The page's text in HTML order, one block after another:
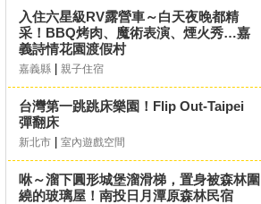
入住六星級RV露營車～白天夜晚都精
采！BBQ烤肉、魔術表演、煙火秀…嘉
義詩情花園渡假村
嘉義縣 親子住宿
台灣第一跳跳床樂園！Flip Out-Taipei
彈翻床
新北市 室內遊戲空間
咻～溜下圓形城堡溜滑梯，置身被森林圍
繞的玻璃屋！南投日月潭原森林民宿